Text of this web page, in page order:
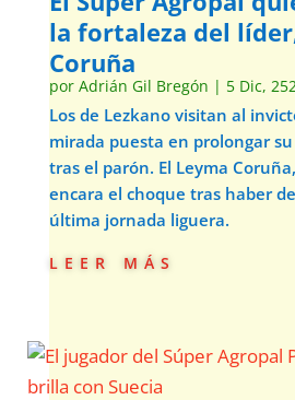
la fortaleza del
Coruña
por Adrián Gil Bregón | 5 Dic,
Los de Lezkano visitan al
mirada puesta en prolongar
tras el parón. El Leyma
encara el choque tras haber
última jornada liguera.
leer más